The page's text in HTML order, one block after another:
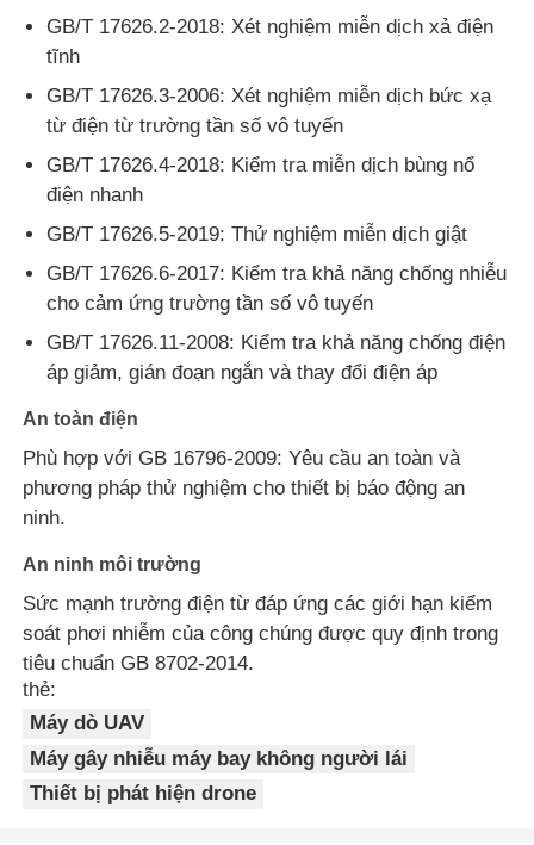
GB/T 17626.2-2018: Xét nghiệm miễn dịch xả điện
tĩnh
GB/T 17626.3-2006: Xét nghiệm miễn dịch bức xạ
từ điện từ trường tần số vô tuyến
GB/T 17626.4-2018: Kiểm tra miễn dịch bùng nổ
điện nhanh
GB/T 17626.5-2019: Thử nghiệm miễn dịch giật
GB/T 17626.6-2017: Kiểm tra khả năng chống nhiễu
cho cảm ứng trường tần số vô tuyến
GB/T 17626.11-2008: Kiểm tra khả năng chống điện
áp giảm, gián đoạn ngắn và thay đổi điện áp
An toàn điện
Phù hợp với GB 16796-2009: Yêu cầu an toàn và
phương pháp thử nghiệm cho thiết bị báo động an
ninh.
An ninh môi trường
Sức mạnh trường điện từ đáp ứng các giới hạn kiểm
soát phơi nhiễm của công chúng được quy định trong
tiêu chuẩn GB 8702-2014.
thẻ:
Máy dò UAV
Máy gây nhiễu máy bay không người lái
Thiết bị phát hiện drone